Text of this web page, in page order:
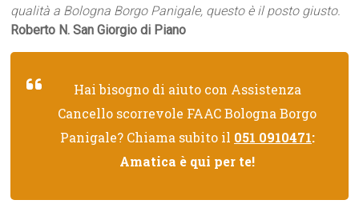
qualità a Bologna Borgo Panigale, questo è il posto giusto.
Roberto N. San Giorgio di Piano
Hai bisogno di aiuto con Assistenza
Cancello scorrevole FAAC Bologna Borgo
Panigale? Chiama subito il 051 0910471:
Amatica è qui per te!